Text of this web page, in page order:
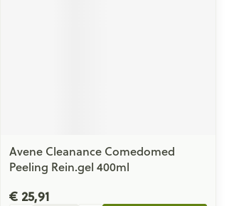
Avene Cleanance Comedomed
Peeling Rein.gel 400ml
€ 25,91